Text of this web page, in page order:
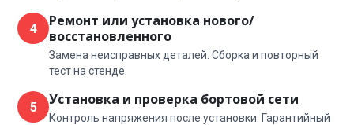
4
Ремонт или установка нового/
восстановленного
Замена неисправных деталей. Сборка и повторный
тест на стенде.
5 Установка и проверка бортовой сети
Контроль напряжения после установки. Гарантийный